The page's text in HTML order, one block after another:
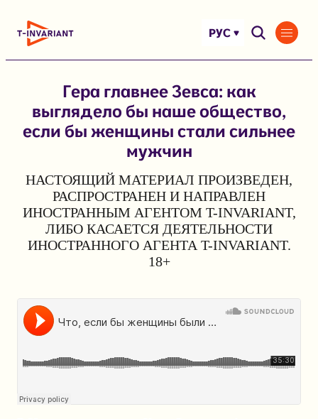
РУС
Гера главнее Зевса: как
выглядело бы наше общество,
если бы женщины стали сильнее
мужчин
НАСТОЯЩИЙ МАТЕРИАЛ ПРОИЗВЕДЕН,
РАСПРОСТРАНЕН И НАПРАВЛЕН
ИНОСТРАННЫМ АГЕНТОМ T-INVARIANT,
ЛИБО КАСАЕТСЯ ДЕЯТЕЛЬНОСТИ
ИНОСТРАННОГО АГЕНТА T-INVARIANT.
18+